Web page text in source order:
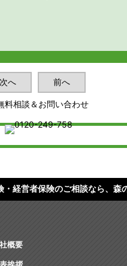
次へ 前へ
・経営者保険のご相談なら、森
概要